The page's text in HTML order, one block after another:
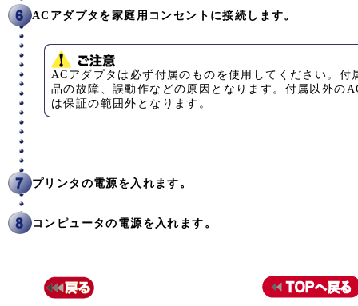
ACアダプタを家庭用コンセントに接続します。
ACアダプタは必ず付属のものを使用してください。
品の故障、誤動作などの原因となります。付属以外の
は保証の範囲外となります。
プリンタの電源を入れます。
コンピュータの電源を入れます。